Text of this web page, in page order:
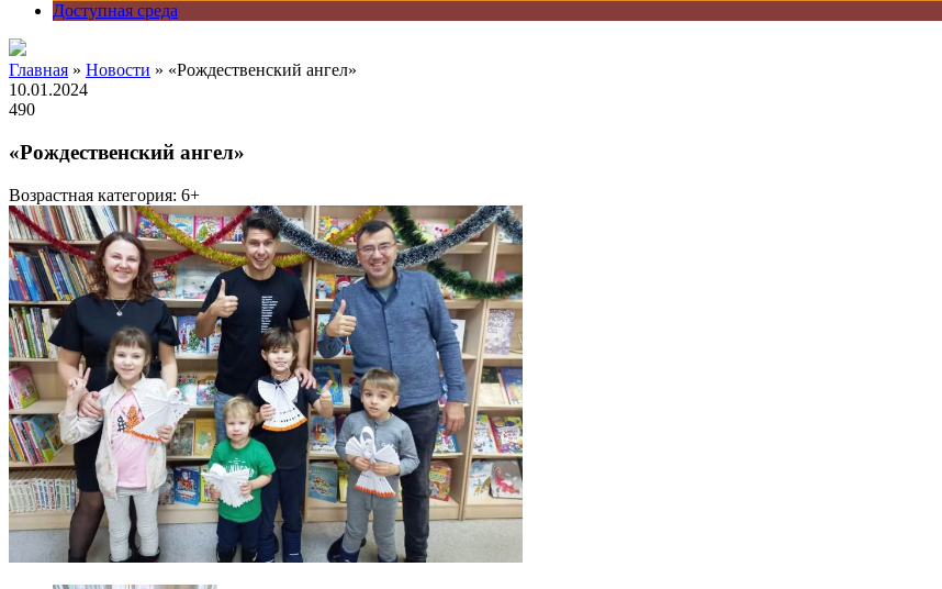
Доступная среда
Главная » Новости » «Рождественский ангел»
10.01.2024
490
«Рождественский ангел»
Возрастная категория: 6+